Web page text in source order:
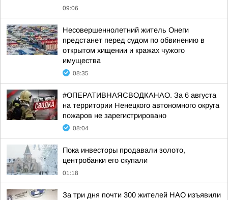
09:06
Несовершеннолетний житель Онеги
предстанет перед судом по обвинению в
открытом хищении и кражах чужого
имущества
08:35
#ОПЕРАТИВНАЯСВОДКАНАО. За 6 августа
на территории Ненецкого автономного округа
пожаров не зарегистрировано
08:04
Пока инвесторы продавали золото,
центробанки его скупали
01:18
За три дня почти 300 жителей НАО изъявили